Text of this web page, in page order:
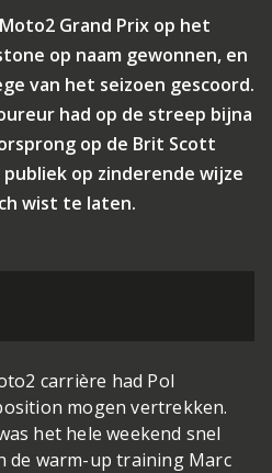
Grand Prix op het
op naam gewonnen, en
van het seizoen gescoord.
had op de streep bijna
op de Brit Scott
op zinderende wijze
wist te laten.
carrière had Pol
mogen vertrekken.
het hele weekend snel
de warm-up training Marc